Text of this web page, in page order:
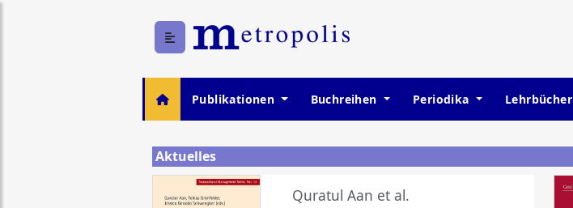
Publikationen Buchreihen Periodika Lehrbücher
Aktuelles
Quratul Aan et al.